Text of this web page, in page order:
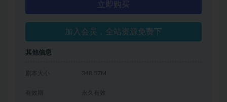
立即购买
加入会员，全站资源免费下
其他信息
剧本大小 348.57M
有效期 永久有效